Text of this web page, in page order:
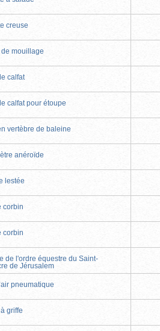
creuse
mouillage
calfat
calfat pour étoupe
vertèbre de baleine
anéroïde
lestée
corbin
corbin
de l'ordre équestre du Saint-
de Jérusalem
pneumatique
griffe